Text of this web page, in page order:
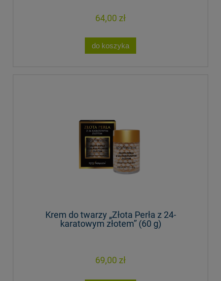
64,00 zł
do koszyka
Krem do twarzy „Złota Perła z 24-
karatowym złotem” (60 g)
69,00 zł